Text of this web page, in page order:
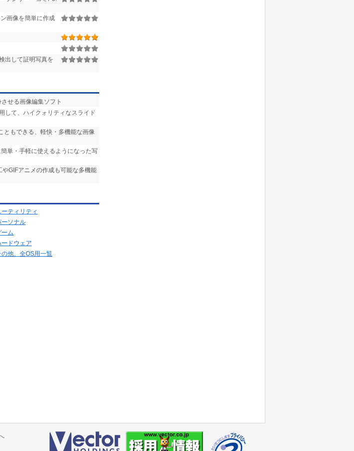
画像を簡単に作成
出して証明写真を
せる画像編集ソフト
して、ハイクォリティなスライド
ともできる、軽快・多機能な画像
単・手軽に使えるようになった写
GIFアニメの作成も可能な多機能
ーティリティ
ーソナル
ーム
ードウェア
の他、全OS用一覧